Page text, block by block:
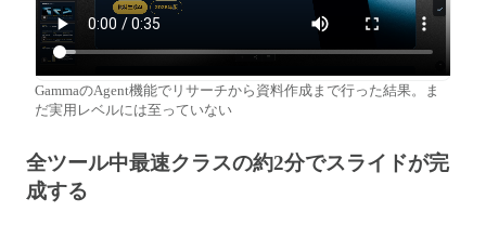
GammaのAgent機能でリサーチから資料作成まで行った結果。ま
だ実用レベルには至っていない
全ツール中最速クラスの約2分でスライドが完
成する